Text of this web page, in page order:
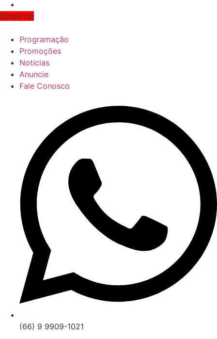
Scroll Up
Programação
Promoções
Noticias
Anuncie
Fale Conosco
(66) 9 9909-1021